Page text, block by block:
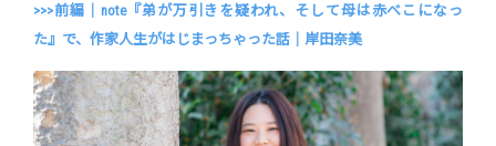
>>>前編｜ note『弟が万引きを疑われ、そして母は赤べこになっ
た』で、作家人生がはじまっちゃった話｜岸田奈美